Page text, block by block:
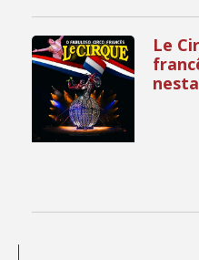
Le